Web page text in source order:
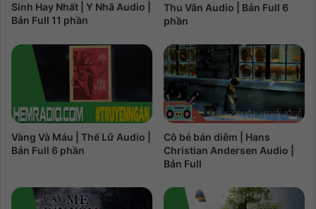
Sinh Hay Nhất | Y Nhã Audio |
Bản Full 11 phần
Thu Vân Audio | Bản Full 6
phần
Vàng Và Máu | Thế Lữ Audio |
Bản Full 6 phần
Cô bé bán diêm | Hans
Christian Andersen Audio |
Bản Full